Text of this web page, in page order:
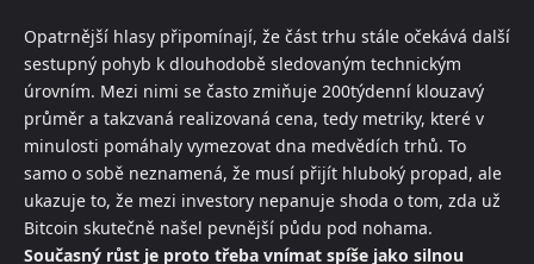
Opatrnější hlasy připomínají, že část trhu stále očekává další
sestupný pohyb k dlouhodobě sledovaným technickým
úrovním. Mezi nimi se často zmiňuje 200týdenní klouzavý
průměr a takzvaná realizovaná cena, tedy metriky, které v
minulosti pomáhaly vymezovat dna medvědích trhů. To
samo o sobě neznamená, že musí přijít hluboký propad, ale
ukazuje to, že mezi investory nepanuje shoda o tom, zda už
Bitcoin skutečně našel pevnější půdu pod nohama.
Současný růst je proto třeba vnímat spíše jako silnou